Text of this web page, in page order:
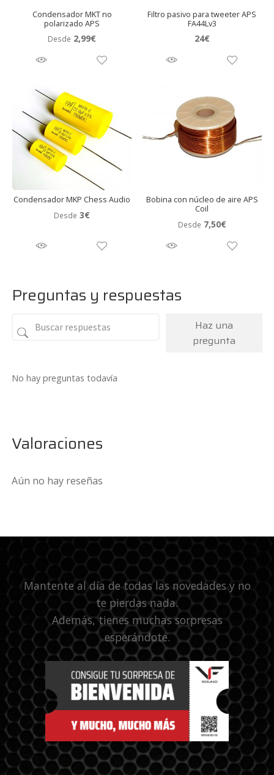
Condensador MKT no
polarizado APS
Desde 2,99€
Filtro pasivo para tweeter APS
FA44Lv3
24€
Condensador MKP Chess Audio
Desde 3€
Bobina con núcleo de aire APS
Coil
Desde 7,50€
Preguntas y respuestas
Haz una
pregunta
No hay preguntas todavía
Valoraciones
Aún no hay reseñas
Mantente al día de todas las novedades y no
te pierdas nada.
Además, tienes muchas sorpresas
esperándote.